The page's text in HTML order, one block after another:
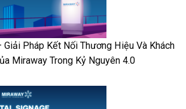
Giải Pháp Kết Nối Thương Hiệu Và Khách
Miraway Trong Kỷ Nguyên 4.0